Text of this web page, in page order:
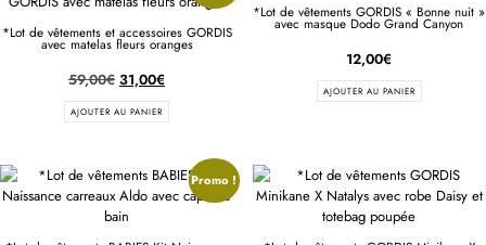
*Lot de vêtements et accessoires GORDIS
avec matelas fleurs oranges
59,00€ 31,00€
AJOUTER AU PANIER
*Lot de vêtements GORDIS « Bonne nuit »
avec masque Dodo Grand Canyon
12,00€
AJOUTER AU PANIER
Promo !